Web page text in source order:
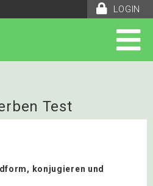
LOGIN
Test
konjugieren und